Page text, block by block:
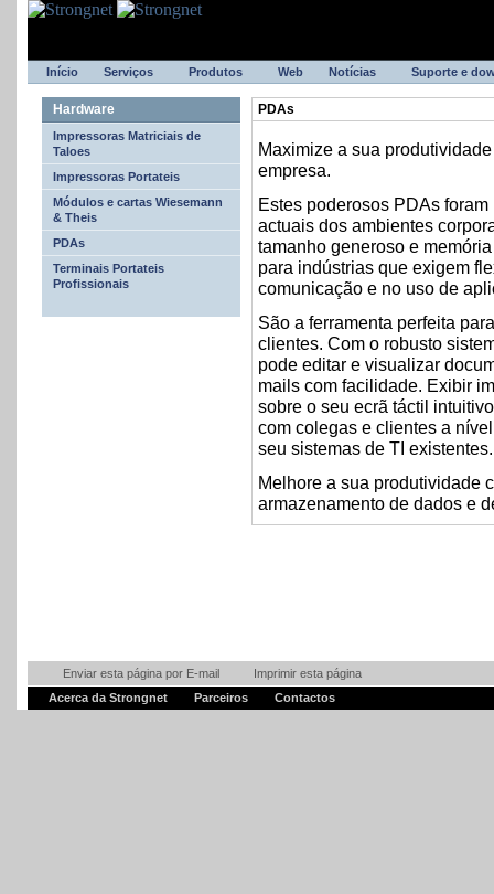
Início Serviços Produtos Web Notícias Suporte e
PDAs
Maximize a sua
empresa.
Estes poderosos PDAs
actuais dos ambientes
tamanho generoso e
para indústrias que exigem
comunicação e no uso de
São a ferramenta perfeita
clientes. Com o robusto
pode editar e visualizar
mails com facilidade. Exibir
sobre o seu ecrã táctil
com colegas e clientes a
seu sistemas de TI existentes.
Melhore a sua produtividade
armazenamento de dados e
Hardware
Impressoras Matriciais de
Taloes
Impressoras Portateis
Módulos e cartas Wiesemann
& Theis
PDAs
Terminais Portateis
Profissionais
Enviar esta página por E-mail
Imprimir esta página
Acerca da Strongnet
Parceiros Contactos